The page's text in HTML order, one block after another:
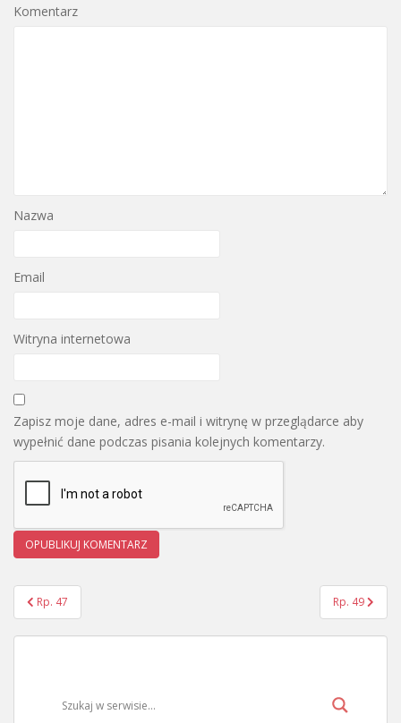
Komentarz
Nazwa
Email
Witryna internetowa
Zapisz moje dane, adres e-mail i witrynę w przeglądarce aby
wypełnić dane podczas pisania kolejnych komentarzy.
Nawigacja wpisu
Rp. 47 Rp. 49